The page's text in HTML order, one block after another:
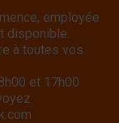
employée
disponible.
à toutes vos
et 17h00